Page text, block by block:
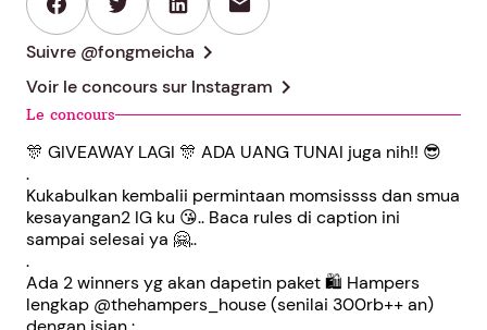
Suivre @fongmeicha chevron_right
Voir le concours sur Instagram chevron_right
Le concours
🎊 GIVEAWAY LAGI 🎊 ADA UANG TUNAI juga nih!! 😎
.
Kukabulkan kembalii permintaan momsissss dan smua
kesayangan2 IG ku 😘.. Baca rules di caption ini
sampai selesai ya 🤗..
.
Ada 2 winners yg akan dapetin paket 🛍️ Hampers
lengkap @thehampers_house (senilai 300rb++ an)